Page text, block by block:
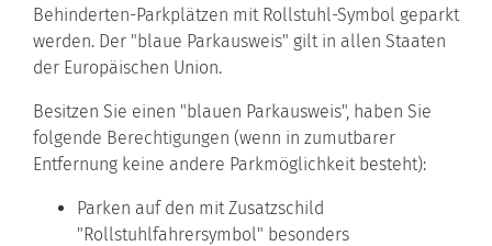
Behinderten-Parkplätzen mit Rollstuhl-Symbol geparkt
werden. Der "blaue Parkausweis" gilt in allen Staaten
der Europäischen Union.
Besitzen Sie einen "blauen Parkausweis", haben Sie
folgende Berechtigungen (wenn in zumutbarer
Entfernung keine andere Parkmöglichkeit besteht):
Parken auf den mit Zusatzschild
"Rollstuhlfahrersymbol" besonders